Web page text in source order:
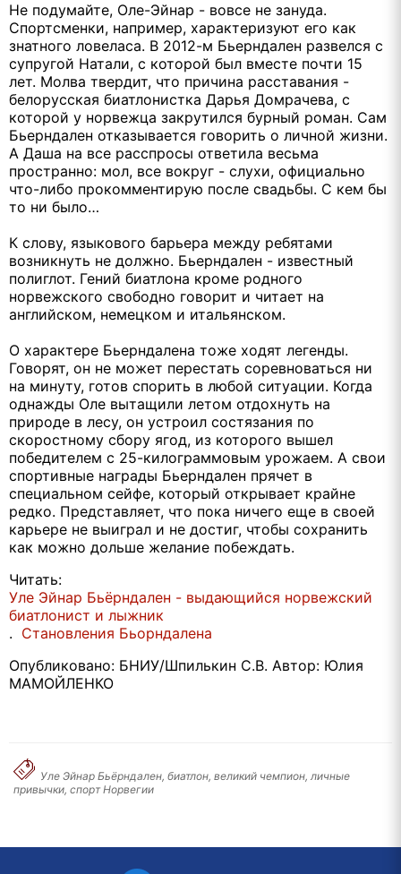
Не подумайте, Оле-Эйнар - вовсе не зануда.
Спортсменки, например, характеризуют его как
знатного ловеласа. В 2012-м Бьерндален развелся с
супругой Натали, с которой был вместе почти 15
лет. Молва твердит, что причина расставания -
белорусская биатлонистка Дарья Домрачева, с
которой у норвежца закрутился бурный роман. Сам
Бьерндален отказывается говорить о личной жизни.
А Даша на все расспросы ответила весьма
пространно: мол, все вокруг - слухи, официально
что-либо прокомментирую после свадьбы. С кем бы
то ни было…
К слову, языкового барьера между ребятами
возникнуть не должно. Бьерндален - известный
полиглот. Гений биатлона кроме родного
норвежского свободно говорит и читает на
английском, немецком и итальянском.
О характере Бьерндалена тоже ходят легенды.
Говорят, он не может перестать соревноваться ни
на минуту, готов спорить в любой ситуации. Когда
однажды Оле вытащили летом отдохнуть на
природе в лесу, он устроил состязания по
скоростному сбору ягод, из которого вышел
победителем с 25-килограммовым урожаем. А свои
спортивные награды Бьерндален прячет в
специальном сейфе, который открывает крайне
редко. Представляет, что пока ничего еще в своей
карьере не выиграл и не достиг, чтобы сохранить
как можно дольше желание побеждать.
Читать:
Уле Эйнар Бьёрндален - выдающийся норвежский
биатлонист и лыжник
. Становления Бьорндалена
Опубликовано: БНИУ/Шпилькин С.В. Автор: Юлия
МАМОЙЛЕНКО
Уле Эйнар Бьёрндален, биатлон, великий чемпион, личные
привычки, спорт Норвегии